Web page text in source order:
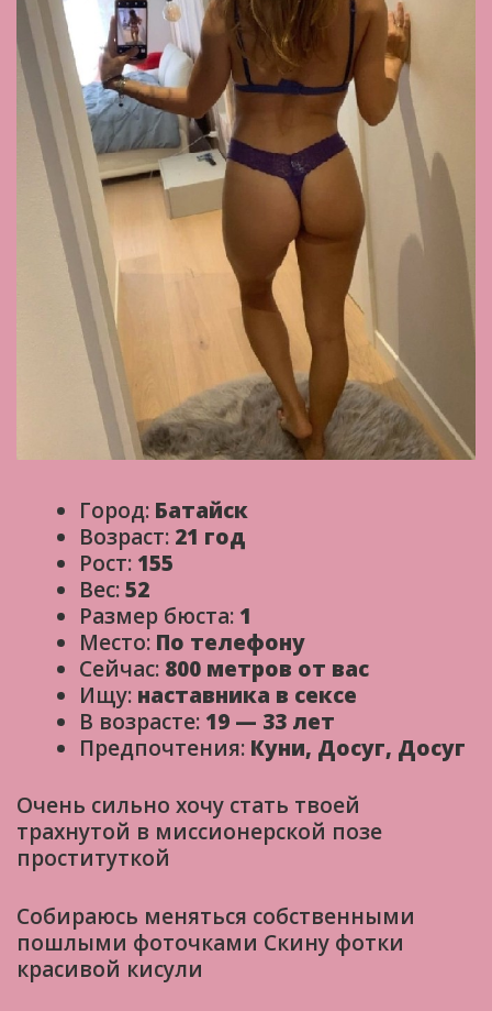
Город: Батайск
Возраст: 21 год
Рост: 155
Вес:52
Размер бюста: 1
Место: По телефону
Сейчас: 800 метров от вас
Ищу: наставника в сексе
В возрасте: 19 — 33 лет
Предпочтения: Куни, Досуг, Досуг
Очень сильно хочу стать твоей
трахнутой в миссионерской позе
проституткой
Собираюсь меняться собственными
пошлыми фоточками Скину фотки
красивой кисули